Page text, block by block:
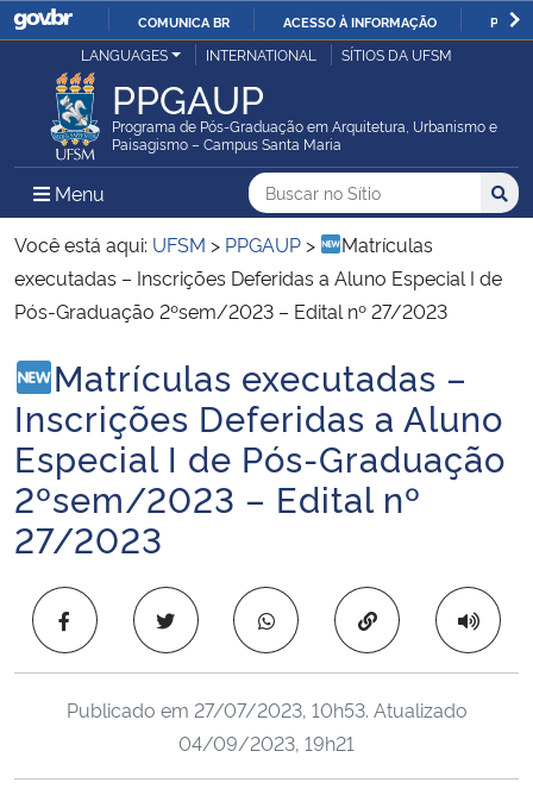
IR
O
CONTEÚDO
COMUNICA BR ACESSO À INFORMAÇÃO
Ministério da Justiça e Segurança Pública
Ministério da Defesa
Ministério das Relações Exteriores
Ministério da Economia
Ministério da Infraestrutura
Ministério da Agricultura, Pecuária e Abastecimento
Ministério da Educação
Ministério da Cidadania
Ministério da Saúde
Ministério de Minas e Energia
Ministério da Ciência, Tecnologia, Inovações e Comunicações
LANGUAGES INTERNATIONAL SÍTIOS DA UFSM
PPGAUP
Programa de Pós-Graduação em Arquitetura, Urbanismo e
Paisagismo – Campus Santa Maria
Menu Menu Principal do Sítio
Busca
Buscar no no Sítio
Busca:
Você está aqui: UFSM > PPGAUP >
Matrículas
executadas – Inscrições Deferidas a Aluno Especial I de
Pós-Graduação 2ºsem/2023 – Edital nº 27/2023
Início do conteúdo
Matrículas executadas –
Inscrições Deferidas a Aluno
Especial I de Pós-Graduação
2ºsem/2023 – Edital nº
27/2023
Copiar para área
Publicado em 27/07/2023, 10h53. Atualizado
04/09/2023, 19h21